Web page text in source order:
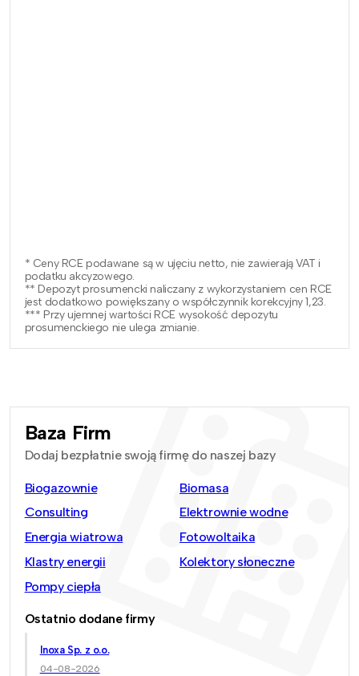
* Ceny RCE podawane są w ujęciu netto, nie zawierają VAT i
podatku akcyzowego.
** Depozyt prosumencki naliczany z wykorzystaniem cen RCE
jest dodatkowo powiększany o współczynnik korekcyjny 1,23.
*** Przy ujemnej wartości RCE wysokość depozytu
prosumenckiego nie ulega zmianie.
Baza Firm
Dodaj bezpłatnie swoją firmę do naszej bazy
Biogazownie
Biomasa
Consulting
Elektrownie wodne
Energia wiatrowa
Fotowoltaika
Klastry energii
Kolektory słoneczne
Pompy ciepła
Ostatnio dodane firmy
Inoxa Sp. z o.o.
04-08-2026